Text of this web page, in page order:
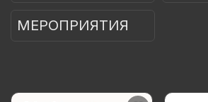
МЕРОПРИЯТИЯ